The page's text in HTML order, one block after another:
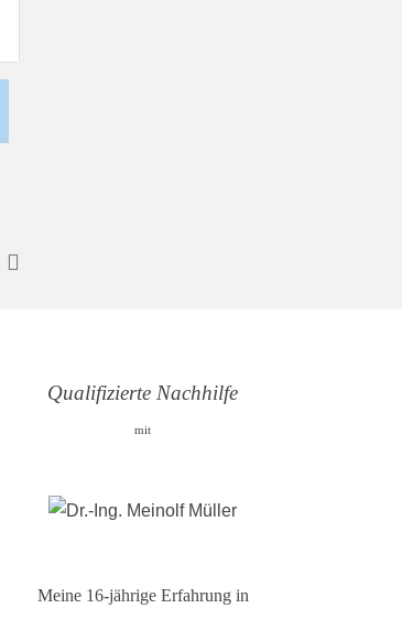
Qualifizierte Nachhilfe
mit
Meine 16-jährige Erfahrung in